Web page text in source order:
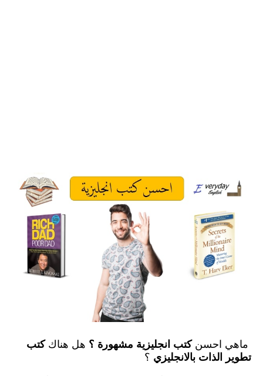
ماهي احسنكتب انجليزية مشهورة ؟ هل هناككتب
تطوير الذات بالانجليزي ؟